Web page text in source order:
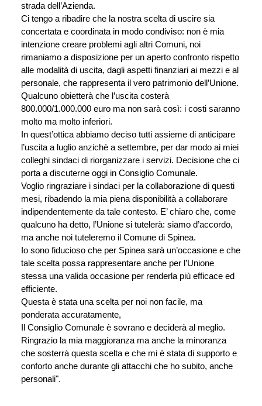
strada dell’Azienda.
Ci tengo a ribadire che la nostra scelta di uscire sia
concertata e coordinata in modo condiviso: non è mia
intenzione creare problemi agli altri Comuni, noi
rimaniamo a disposizione per un aperto confronto rispetto
alle modalità di uscita, dagli aspetti finanziari ai mezzi e al
personale, che rappresenta il vero patrimonio dell’Unione.
Qualcuno obietterà che l’uscita costerà
800.000/1.000.000 euro ma non sarà così: i costi saranno
molto ma molto inferiori.
In quest’ottica abbiamo deciso tutti assieme di anticipare
l’uscita a luglio anzichè a settembre, per dar modo ai miei
colleghi sindaci di riorganizzare i servizi. Decisione che ci
porta a discuterne oggi in Consiglio Comunale.
Voglio ringraziare i sindaci per la collaborazione di questi
mesi, ribadendo la mia piena disponibilità a collaborare
indipendentemente da tale contesto. E’ chiaro che, come
qualcuno ha detto, l’Unione si tutelerà: siamo d’accordo,
ma anche noi tuteleremo il Comune di Spinea.
Io sono fiducioso che per Spinea sarà un’occasione e che
tale scelta possa rappresentare anche per l’Unione
stessa una valida occasione per renderla più efficace ed
efficiente.
Questa è stata una scelta per noi non facile, ma
ponderata accuratamente,
Il Consiglio Comunale è sovrano e deciderà al meglio.
Ringrazio la mia maggioranza ma anche la minoranza
che sosterrà questa scelta e che mi è stata di supporto e
conforto anche durante gli attacchi che ho subito, anche
personali".